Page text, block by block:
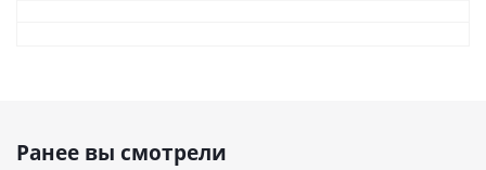
Ранее вы смотрели